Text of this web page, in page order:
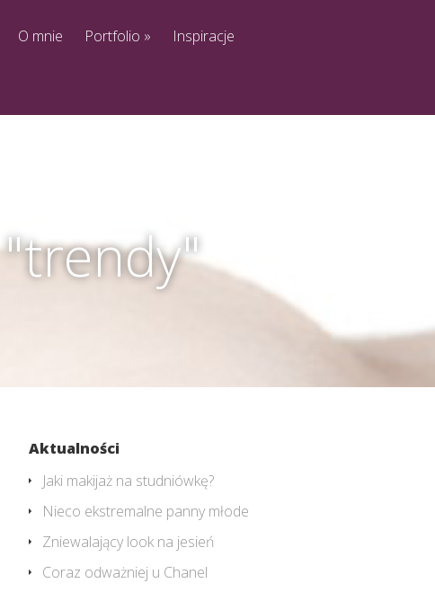
O mnie Portfolio » Inspiracje
Aktualności
Jaki makijaż na studniówkę?
Nieco ekstremalne panny młode
Zniewalający look na jesień
Coraz odważniej u Chanel